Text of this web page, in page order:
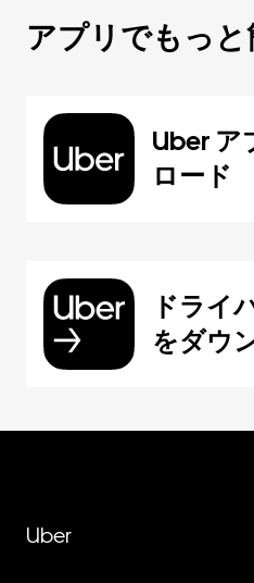
アプリでもっと
Uber ア
ロード
ドライ
をダウ
Uber